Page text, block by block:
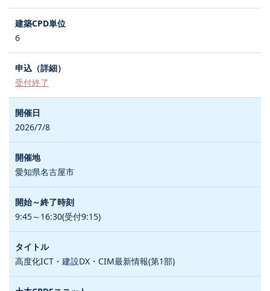
6
受付終了
2026/7/8
愛知県名古屋市
9:45～16:30(受付9:15)
高度化ICT・建設DX・CIM最新情報(第1部)